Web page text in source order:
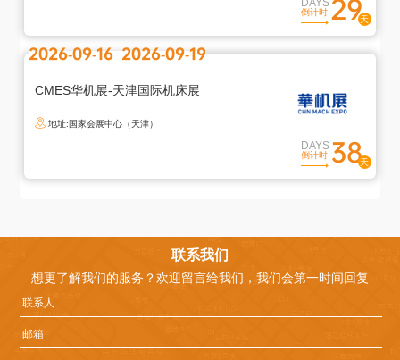
DAYS
倒计时 29
2026-09-16 2026-09-19
CMES华机展-天津国际机床展
地址:国家会展中心（天津）
DAYS
倒计时 38
联系我们
想更了解我们的服务？欢迎留言给我们，我们会第一时间回复
登
录
确